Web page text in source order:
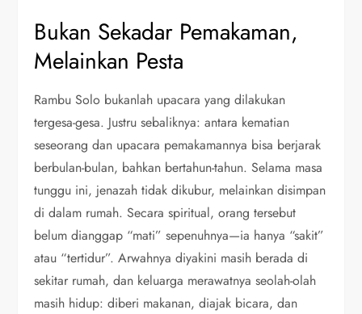
Bukan Sekadar Pemakaman,
Melainkan Pesta
Rambu Solo bukanlah upacara yang dilakukan
tergesa-gesa. Justru sebaliknya: antara kematian
seseorang dan upacara pemakamannya bisa berjarak
berbulan-bulan, bahkan bertahun-tahun. Selama masa
tunggu ini, jenazah tidak dikubur, melainkan disimpan
di dalam rumah. Secara spiritual, orang tersebut
belum dianggap “mati” sepenuhnya—ia hanya “sakit”
atau “tertidur”. Arwahnya diyakini masih berada di
sekitar rumah, dan keluarga merawatnya seolah-olah
masih hidup: diberi makanan, diajak bicara, dan